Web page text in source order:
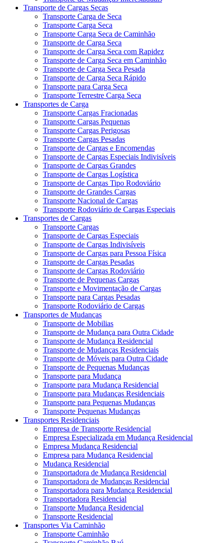
Transporte de Cargas Secas
Transporte Carga de Seca
Transporte Carga Seca
Transporte Carga Seca de Caminhão
Transporte de Carga Seca
Transporte de Carga Seca com Rapidez
Transporte de Carga Seca em Caminhão
Transporte de Carga Seca Pesada
Transporte de Carga Seca Rápido
Transporte para Carga Seca
Transporte Terrestre Carga Seca
Transportes de Carga
Transporte Cargas Fracionadas
Transporte Cargas Pequenas
Transporte Cargas Perigosas
Transporte Cargas Pesadas
Transporte de Cargas e Encomendas
Transporte de Cargas Especiais Indivisíveis
Transporte de Cargas Grandes
Transporte de Cargas Logística
Transporte de Cargas Tipo Rodoviário
Transporte de Grandes Cargas
Transporte Nacional de Cargas
Transporte Rodoviário de Cargas Especiais
Transportes de Cargas
Transporte Cargas
Transporte de Cargas Especiais
Transporte de Cargas Indivisíveis
Transporte de Cargas para Pessoa Física
Transporte de Cargas Pesadas
Transporte de Cargas Rodoviário
Transporte de Pequenas Cargas
Transporte e Movimentação de Cargas
Transporte para Cargas Pesadas
Transporte Rodoviário de Cargas
Transportes de Mudanças
Transporte de Mobilias
Transporte de Mudança para Outra Cidade
Transporte de Mudança Residencial
Transporte de Mudanças Residenciais
Transporte de Móveis para Outra Cidade
Transporte de Pequenas Mudanças
Transporte para Mudança
Transporte para Mudança Residencial
Transporte para Mudanças Residenciais
Transporte para Pequenas Mudanças
Transporte Pequenas Mudanças
Transportes Residenciais
Empresa de Transporte Residencial
Empresa Especializada em Mudança Residencial
Empresa Mudança Residencial
Empresa para Mudança Residencial
Mudança Residencial
Transportadora de Mudança Residencial
Transportadora de Mudanças Residencial
Transportadora para Mudança Residencial
Transportadora Residencial
Transporte Mudança Residencial
Transporte Residencial
Transportes Via Caminhão
Transporte Caminhão